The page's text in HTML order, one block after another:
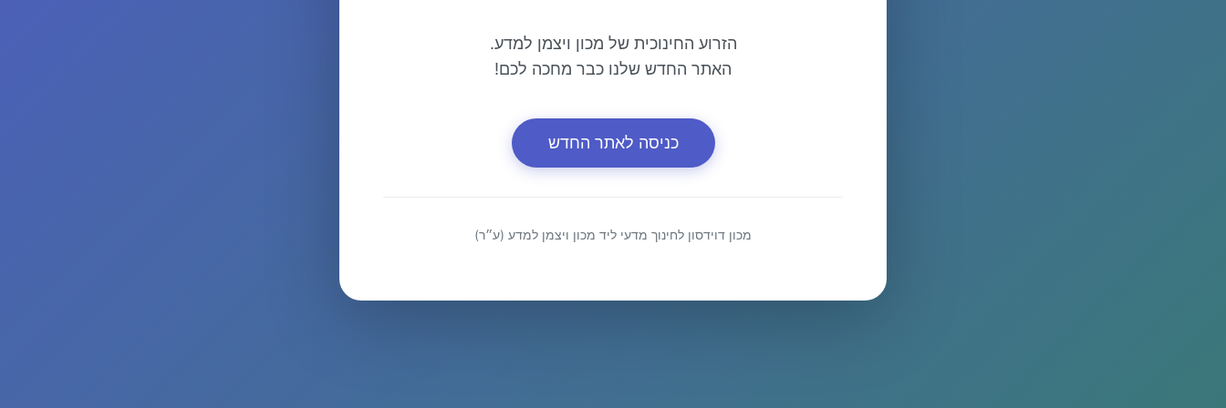
הזרוע החינוכית של מכון ויצמן למדע.
האתר החדש שלנו כבר מחכה לכם!
כניסה לאתר החדש
מכון דוידסון לחינוך מדעי ליד מכון ויצמן למדע (ע״ר)